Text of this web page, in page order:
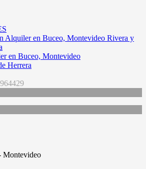
en Buceo, Montevideo
Herrera
Montevideo